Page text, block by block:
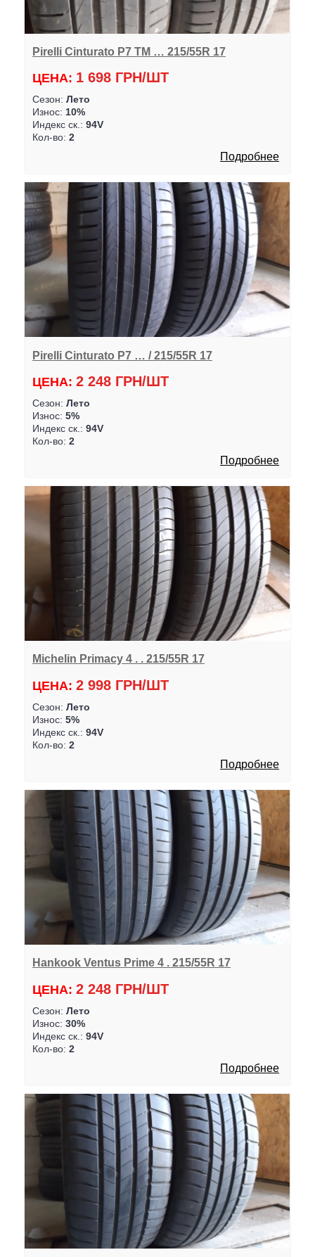
Pirelli Cinturato P7 TM … 215/55R 17
ЦЕНА: 1 698 ГРН/ШТ
Сезон: Лето
Износ: 10%
Индекс ск.: 94V
Кол-во: 2
Подробнее
Pirelli Cinturato P7 … / 215/55R 17
ЦЕНА: 2 248 ГРН/ШТ
Сезон: Лето
Износ: 5%
Индекс ск.: 94V
Кол-во: 2
Подробнее
Michelin Primacy 4 . . 215/55R 17
ЦЕНА: 2 998 ГРН/ШТ
Сезон: Лето
Износ: 5%
Индекс ск.: 94V
Кол-во: 2
Подробнее
Hankook Ventus Prime 4 . 215/55R 17
ЦЕНА: 2 248 ГРН/ШТ
Сезон: Лето
Износ: 30%
Индекс ск.: 94V
Кол-во: 2
Подробнее